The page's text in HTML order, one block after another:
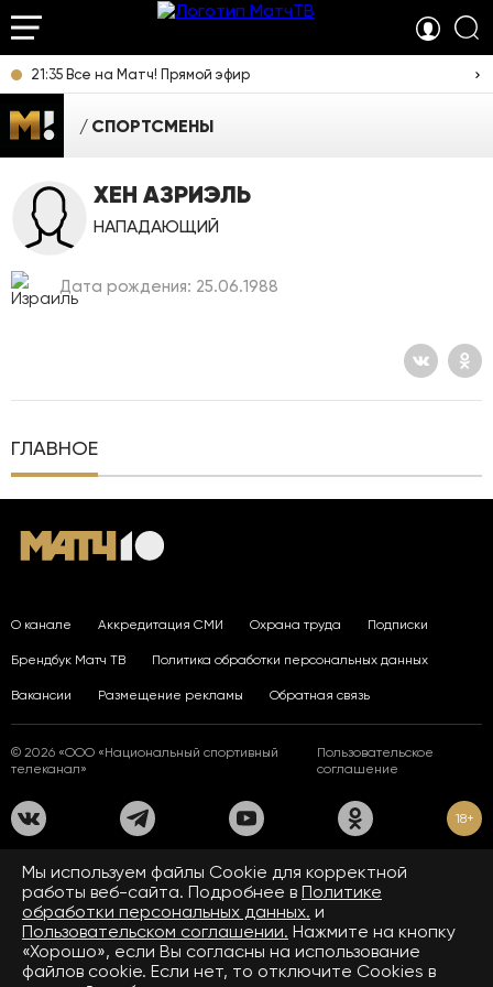
21:35 Все на Матч! Прямой эфир
СПОРТСМЕНЫ
ХЕН АЗРИЭЛЬ
НАПАДАЮЩИЙ
Дата рождения: 25.06.1988
ГЛАВНОЕ
О канале Аккредитация СМИ Охрана труда Подписки
Брендбук Матч ТВ Политика обработки персональных данных
Вакансии Размещение рекламы Обратная связь
© 2026 «ООО «Национальный спортивный
телеканал»
Пользовательское
соглашение
18+
На сайте применяются рекомендательные технологии. Подробнее
Правилах применения рекомендательных технологий.
Средство массовой информации сетевое издание «www.matchtv.ru»
зарегистрировано Федеральной службой по надзору в сфере связи,
информационных технологий и массовых коммуникаций (Роскомнадзор).
Свидетельство о регистрации средства массовой информации ЭЛ № ФС 77 - 72390
от 28.02.2018. Название — www.matchtv.ru.
Учредитель (соучредители) СМИ сетевого издания «www.matchtv.ru»: ООО
Мы используем файлы Сookie для корректной
работы веб-сайта. Подробнее в Политике
обработки персональных данных. и
Пользовательском соглашении. Нажмите на кнопку
«Хорошо», если Вы согласны на использование
файлов cookie. Если нет, то отключите Cookies в